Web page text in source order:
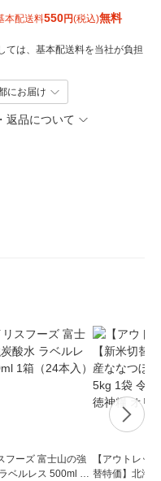
本配送料550円(税込)無料
ては、基本配送料を当社が負担
にお届け
返品について
フーズ 富士山の強
ベルレス 500ml 1
【アウトレッ
替特価】北海